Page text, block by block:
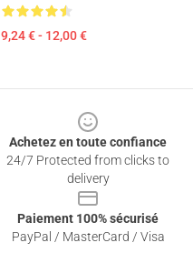
9,24 € - 12,00 €
Achetez en toute confiance
24/7 Protected from clicks to
delivery
Paiement 100% sécurisé
PayPal / MasterCard / Visa